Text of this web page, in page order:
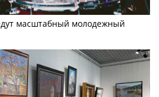
масштабный молодежный